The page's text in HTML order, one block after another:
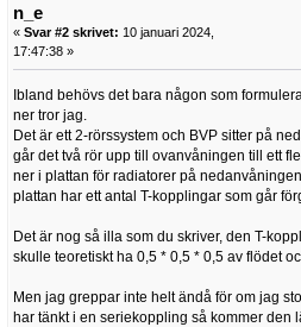
n_e
« Svar #2 skrivet: 10 januari 2024,
17:47:38 »
Ibland behövs det bara någon som
ner tror jag.
Det är ett 2-rörssystem och BVP sitter på
går det två rör upp till ovanvåningen till ett
ner i plattan för radiatorer på
plattan har ett antal T-kopplingar som går
Det är nog så illa som du skriver, den T-
skulle teoretiskt ha 0,5 * 0,5 * 0,5 av flödet
Men jag greppar inte helt ändå för om jag
har tänkt i en seriekoppling så kommer den